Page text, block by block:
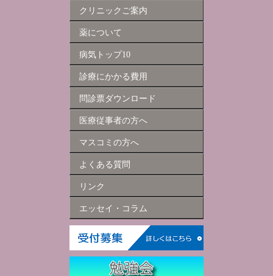
クリニックご案内
薬について
病気トップ10
診療にかかる費用
問診票ダウンロード
医療従事者の方へ
マスコミの方へ
よくある質問
リンク
エッセイ・コラム